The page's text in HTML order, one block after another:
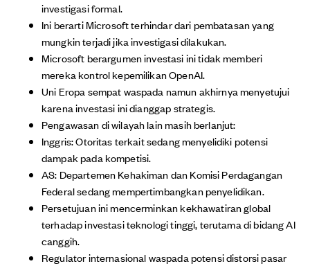
investigasi formal.
Ini berarti Microsoft terhindar dari pembatasan yang
mungkin terjadi jika investigasi dilakukan.
Microsoft berargumen investasi ini tidak memberi
mereka kontrol kepemilikan OpenAI.
Uni Eropa sempat waspada namun akhirnya menyetujui
karena investasi ini dianggap strategis.
Pengawasan di wilayah lain masih berlanjut:
Inggris: Otoritas terkait sedang menyelidiki potensi
dampak pada kompetisi.
AS: Departemen Kehakiman dan Komisi Perdagangan
Federal sedang mempertimbangkan penyelidikan.
Persetujuan ini mencerminkan kekhawatiran global
terhadap investasi teknologi tinggi, terutama di bidang AI
canggih.
Regulator internasional waspada potensi distorsi pasar